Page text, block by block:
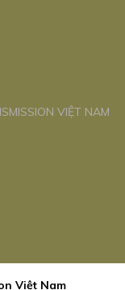
VIỆT NAM
Việt Nam